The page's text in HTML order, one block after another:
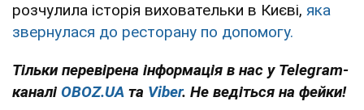
розчулила історія виховательки в Києві, яка
звернулася до ресторану по допомогу.
Тільки перевірена інформація в нас у Telegram-
каналі OBOZ.UA та Viber. Не ведіться на фейки!